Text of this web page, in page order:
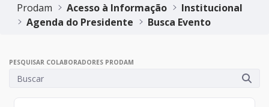
Prodam
Acesso à Informação
Institucional
Agenda do Presidente
Busca Evento
PESQUISAR COLABORADORES PRODAM